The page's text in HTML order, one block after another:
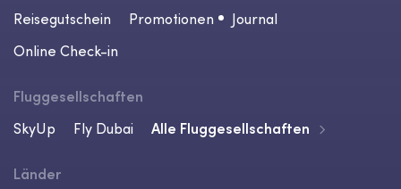
Reisegutschein
Promotionen
Journal
Online Check-in
Fluggesellschaften
SkyUp
Fly Dubai Alle Fluggesellschaften
Länder